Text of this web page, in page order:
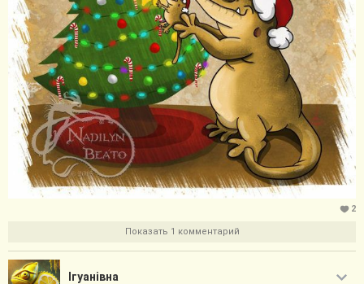
На стене висит носок. Толстый шерстяной вязаный
носок, над которым красуется бумажка "Для денег" с
тремя указателями.
Обожаю такие маленькие детали, срисованные с натуры,
которые создают объём. Вот вроде бы и ничего особенного, а
как будто сама к подруге в гости пришла, как будто это мой
брат подвесил носок с указателями.
Это такой текст, который нужно не читать, а чувствовать.
Вспомнить своих близких, которые в этот праздник где-то
далеко. Вспомнить общие моменты. Воспоминания
накладываются на настоящее, несут тепло и горечь...
Так хочется, чтобы к следующему году героиня всё же сумела
2
Показать 1 комментарий
Iгуанiвна